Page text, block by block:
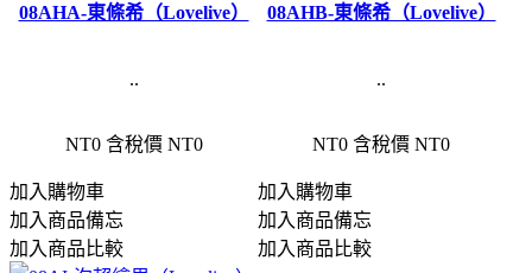
08AHA-東條希（Lovelive）
..
NT0 含稅價 NT0
加入購物車
加入商品備忘
加入商品比較
08AHB-東條希（Lovelive）
..
NT0 含稅價 NT0
加入購物車
加入商品備忘
加入商品比較